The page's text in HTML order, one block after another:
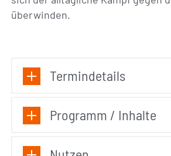
überwinden.
Termindetails
Programm / Inhalte